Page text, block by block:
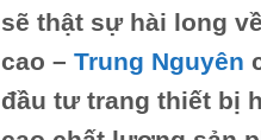
sẽ thật sự hài long
cao – Trung Nguyên
đầu tư trang thiết bị